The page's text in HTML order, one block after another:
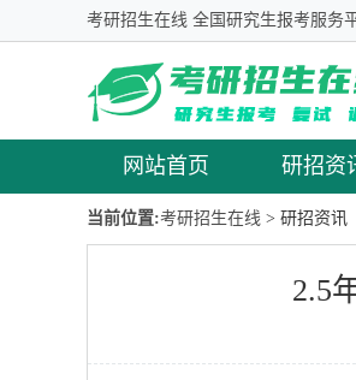
考研招生在线 全国研究生报考服务
网站首页 研招资
当前位置:考研招生在线 > 研招资讯
2.5